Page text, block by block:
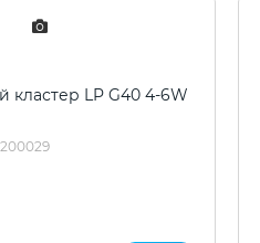
кластер LP G40 4-6W